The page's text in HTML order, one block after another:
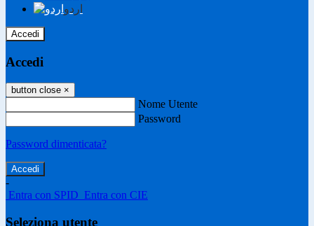
اردو
Accedi
Accedi
button close ×
Nome Utente
Password
Password dimenticata?
-
Entra con SPID Entra con CIE
Seleziona utente